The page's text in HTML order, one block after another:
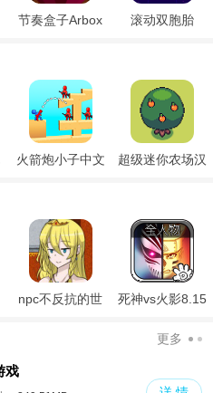
节奏盒子Arbox
滚动双胞胎
火箭炮小子中文
超级迷你农场汉
npc不反抗的世
死神vs火影8.15
更多
戏